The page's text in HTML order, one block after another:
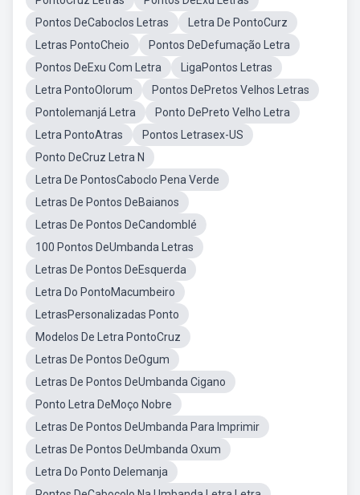
Pontos DeCaboclos Letras
Letra De PontoCurz
Letras PontoCheio
Pontos DeDefumação Letra
Pontos DeExu Com Letra
LigaPontos Letras
Letra PontoOlorum
Pontos DePretos Velhos Letras
PontoIemanjá Letra
Ponto DePreto Velho Letra
Letra PontoAtras
Pontos Letrasex-US
Ponto DeCruz Letra N
Letra De PontosCaboclo Pena Verde
Letras De Pontos DeBaianos
Letras De Pontos DeCandomblé
100 Pontos DeUmbanda Letras
Letras De Pontos DeEsquerda
Letra Do PontoMacumbeiro
LetrasPersonalizadas Ponto
Modelos De Letra PontoCruz
Letras De Pontos DeOgum
Letras De Pontos DeUmbanda Cigano
Ponto Letra DeMoço Nobre
Letras De Pontos DeUmbanda Para Imprimir
Letras De Pontos DeUmbanda Oxum
Letra Do Ponto DeIemanja